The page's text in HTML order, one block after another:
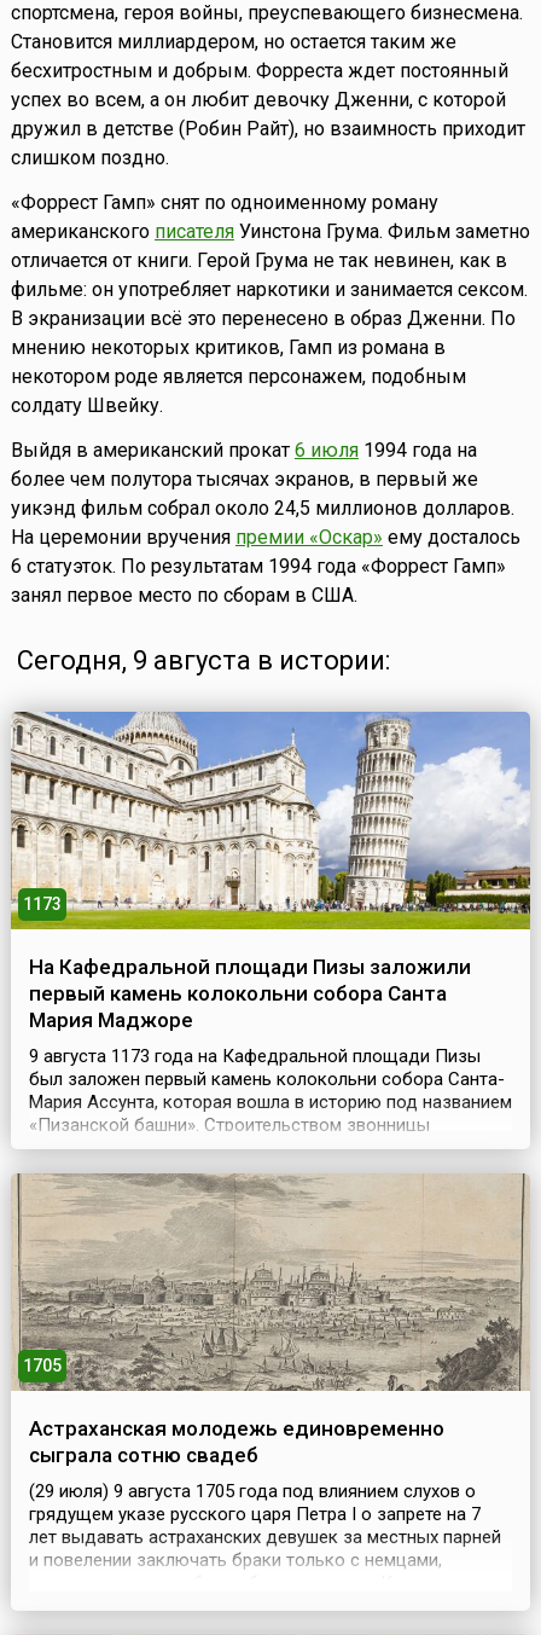
спортсмена, героя войны, преуспевающего бизнесмена.
Становится миллиардером, но остается таким же
бесхитростным и добрым. Форреста ждет постоянный
успех во всем, а он любит девочку Дженни, с которой
дружил в детстве (Робин Райт), но взаимность приходит
слишком поздно.
«Форрест Гамп» снят по одноименному роману
американского писателяУинстона Грума. Фильм заметно
отличается от книги. Герой Грума не так невинен, как в
фильме: он употребляет наркотики и занимается сексом.
В экранизации всё это перенесено в образ Дженни. По
мнению некоторых критиков, Гамп из романа в
некотором роде является персонажем, подобным
солдату Швейку.
Выйдя в американский прокат 6 июля1994 года на
более чем полутора тысячах экранов, в первый же
уикэнд фильм собрал около 24,5 миллионов долларов.
На церемонии вручения премии «Оскар» ему досталось
6 статуэток. По результатам 1994 года «Форрест Гамп»
занял первое место по сборам в США.
Сегодня, 9 августа в истории:
1173
На Кафедральной площади Пизы заложили
первый камень колокольни собора Санта
Мария Маджоре
9 августа 1173 года на Кафедральной площади Пизы
был заложен первый камень колокольни собора Санта-
Мария Ассунта, которая вошла в историю под названием
«Пизанской башни». Строительством звонницы
занимались мастера Гульельмо из Инсбрука и Боннано.
Однако, построив первый этаж высотой 11 метров и два
колоннадных кольца, Бонанно обнаружил, что
колокольня отклонилась от вертикали на четыре
сантиме...
1705
Астраханская молодежь единовременно
сыграла сотню свадеб
(29 июля) 9 августа 1705 года под влиянием слухов о
грядущем указе русского царя Петра I о запрете на 7
лет выдавать астраханских девушек за местных парней
и повелении заключать браки только с немцами,
Астрахани единовременно сыграли сотню свадеб.